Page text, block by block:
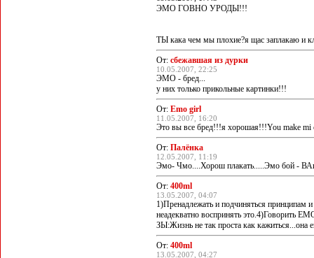
ЭМО ГОВНО УРОДЫ!!!
ТЫ кака чем мы плохие?я щас заплакаю и
От: сбежавшая из дурки
10.05.2007, 22:25
ЭМО - бред...
у них только прикольные картинки!!!
От: Emo girl
11.05.2007, 16:20
Это вы все бред!!!я хорошая!!!You make mi
От: Палёнка
12.05.2007, 11:19
Эмо- Чмо....Хорош плакать.....Эмо бой -
От: 400ml
13.05.2007, 04:07
1)Пренадлежать и подчиняться принципам
неадекватно воспринять это.4)Говорить
ЗЫ:Жизнь не так проста как кажиться...она
От: 400ml
13.05.2007, 04:27